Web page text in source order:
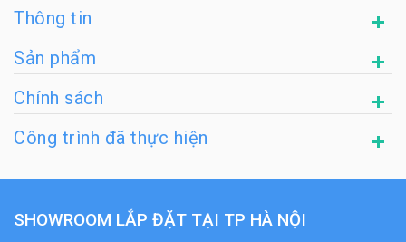
Thông tin
Sản phẩm
Chính sách
Công trình đã thực hiện
SHOWROOM LẮP ĐẶT TẠI TP HÀ NỘI